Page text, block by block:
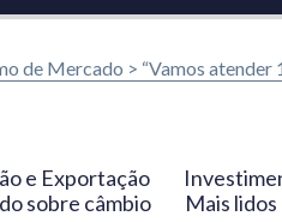
de Mercado > “Vamos atender
e Exportação
sobre câmbio Mais lidos